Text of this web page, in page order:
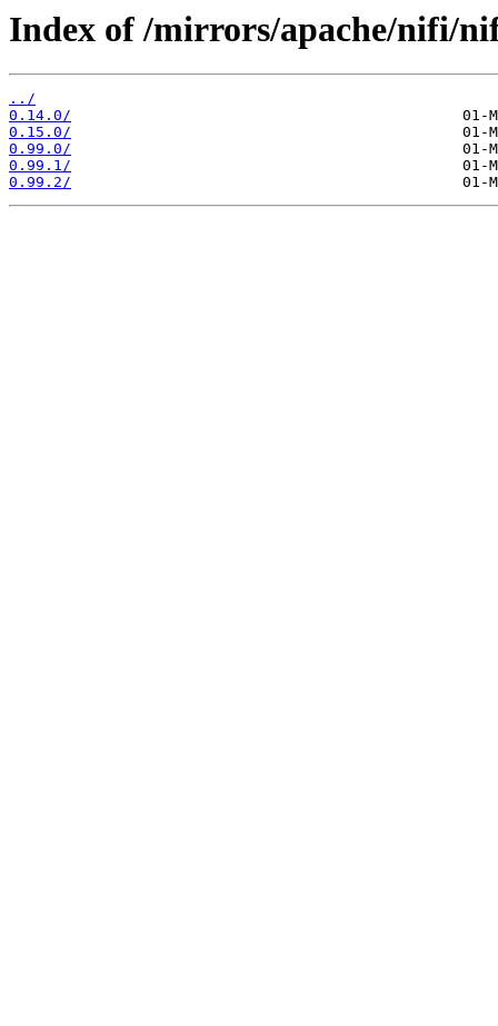
Index of /mirrors/apache/nifi/
../
0.14.0/
0.15.0/
0.99.0/
0.99.1/
0.99.2/